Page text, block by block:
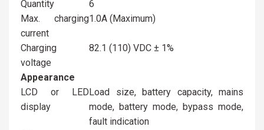
Quantity
6
Max. charging
current
1.0A (Maximum)
Charging
voltage
82.1 (110) VDC ± 1%
Appearance
LCD or LED
display
Load size, battery capacity, mains
mode, battery mode, bypass mode,
fault indication